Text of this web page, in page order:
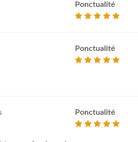
Ponctualité
Ponctualité
Ponctualité